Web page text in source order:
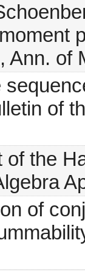
Ann. of
of
of the
of